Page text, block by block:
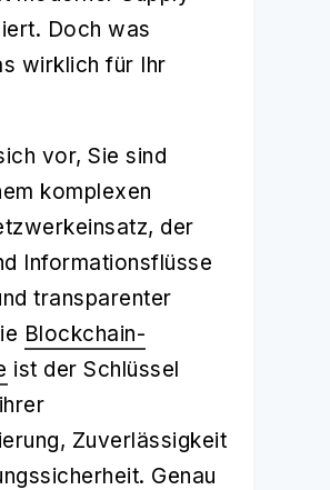
Doch was
wirklich für Ihr
vor, Sie sind
komplexen
der
Informationsflüsse
transparenter
Blockchain-
ist der Schlüssel
Zuverlässigkeit
Genau